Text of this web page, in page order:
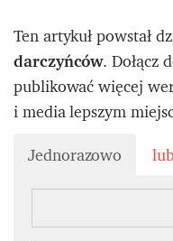
Ten artykuł powstał
darczyńców. Dołącz
publikować więcej
i media lepszym
Jednorazowo